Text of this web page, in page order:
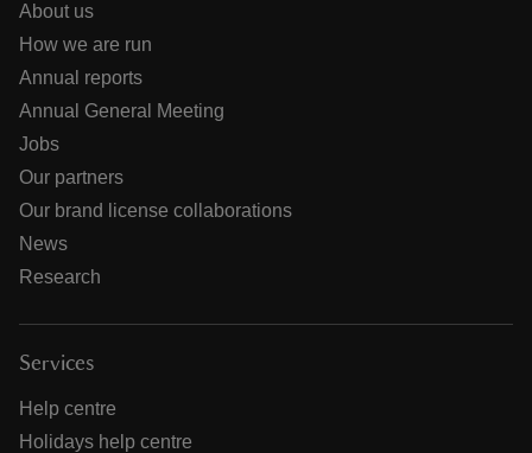
About us
How we are run
Annual reports
Annual General Meeting
Jobs
Our partners
Our brand license collaborations
News
Research
Services
Help centre
Holidays help centre